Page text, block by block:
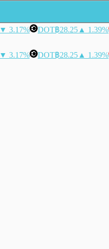
▼ 3.17% DOT฿28.25 ▲ 1.39%
▼ 3.17% DOT฿28.25 ▲ 1.39%